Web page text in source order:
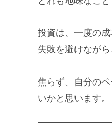
投資は、一度の
失敗を避けなが
焦らず、自分の
いかと思います。